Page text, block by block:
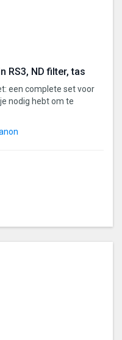
RS3, ND filter, tas
een complete set voor
nodig hebt om te